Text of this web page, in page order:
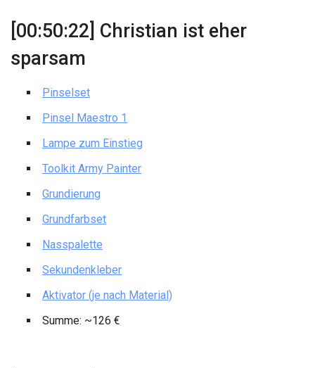
[00:50:22] Christian ist eher
sparsam
Pinselset
Pinsel Maestro 1
Lampe zum Einstieg
Toolkit Army Painter
Grundierung
Grundfarbset
Nasspalette
Sekundenkleber
Aktivator (je nach Material)
Summe: ~126 €